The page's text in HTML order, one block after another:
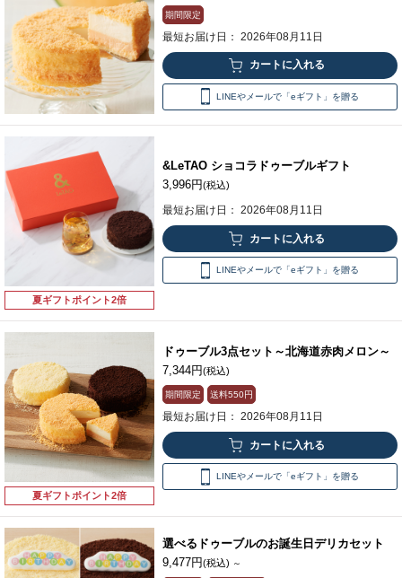
期間限定
最短お届け日： 2026年08月11日
LINEやメールで「eギフト」を贈る
夏ギフトポイント2倍
&LeTAO ショコラドゥーブルギフト
3,996円(税込)
最短お届け日： 2026年08月11日
LINEやメールで「eギフト」を贈る
夏ギフトポイント2倍
ドゥーブル3点セット～北海道赤肉メロン～
7,344円(税込)
期間限定 送料550円
最短お届け日： 2026年08月11日
LINEやメールで「eギフト」を贈る
選べるドゥーブルのお誕生日デリカセット
9,477円(税込) ～